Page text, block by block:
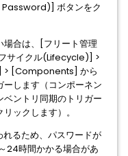
ボタンをク
場合は、[フリート管理
サイクル(Lifecycle)] >
> [Components] から
します（コンポーネン
ベントリ同期のトリガー
ックします）。
るため、パスワードが
24時間かかる場合があ